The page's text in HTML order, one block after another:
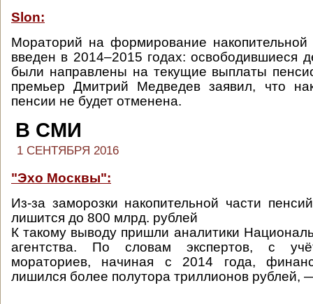
Slon:
Мораторий на формирование
введен в 2014–2015 годах: освободившиеся
были направлены на текущие выплаты
премьер Дмитрий Медведев заявил, что
пенсии не будет отменена.
В СМИ
1 СЕНТЯБРЯ 2016
"Эхо Москвы":
Из-за заморозки накопительной части
лишится до 800 млрд. рублей
К такому выводу пришли аналитики
агентства. По словам экспертов, с
мораториев, начиная с 2014 года,
лишился более полутора триллионов рублей,